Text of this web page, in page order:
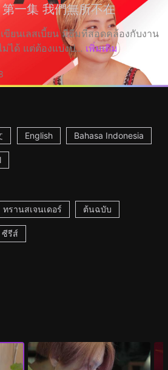
一集 我們無所不在
ขียนเลสเบี้ยน มีธีมที่สอดคล้องกับงาน
ได้ แต่ต้องแบ่งป... เพิ่มเติม
English Bahasa Indonesia
ทรานสเจนเดอร์ ต้นฉบับ
ซีรีส์